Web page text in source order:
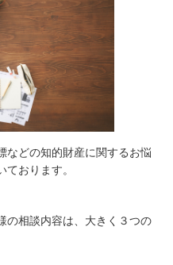
などの知的財産に関するお悩
おります。
の相談内容は、大きく３つの